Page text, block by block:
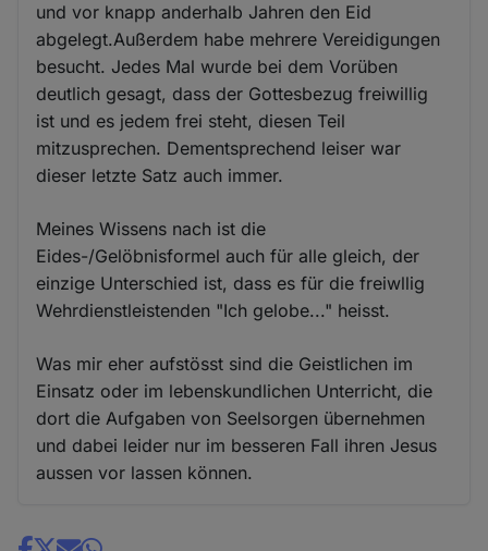
und vor knapp anderhalb Jahren den Eid
abgelegt.Außerdem habe mehrere Vereidigungen
besucht. Jedes Mal wurde bei dem Vorüben
deutlich gesagt, dass der Gottesbezug freiwillig
ist und es jedem frei steht, diesen Teil
mitzusprechen. Dementsprechend leiser war
dieser letzte Satz auch immer.
Meines Wissens nach ist die
Eides-/Gelöbnisformel auch für alle gleich, der
einzige Unterschied ist, dass es für die freiwllig
Wehrdienstleistenden "Ich gelobe..." heisst.
Was mir eher aufstösst sind die Geistlichen im
Einsatz oder im lebenskundlichen Unterricht, die
dort die Aufgaben von Seelsorgen übernehmen
und dabei leider nur im besseren Fall ihren Jesus
aussen vor lassen können.